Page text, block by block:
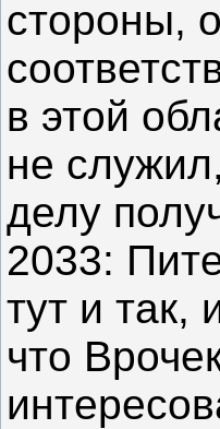
стороны,
в этой
не
делу
2033:
тут и так,
что